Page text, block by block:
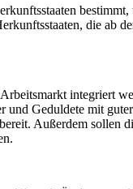
die ab
integriert
Geduldete mit
Außerdem sollen